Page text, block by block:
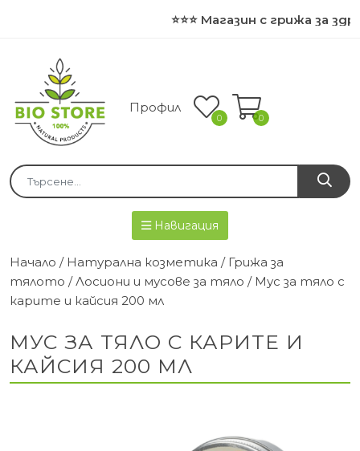
⭐⭐⭐ Магазин с грижа за
Профил
0 0
Навигация
Начало / Натурална козметика / Грижа за
тялото /Лосиони и мусове за тяло / Мус за тяло с
карите и кайсия 200 мл
МУС ЗА ТЯЛО С КАРИТЕ И
КАЙСИЯ 200 МЛ